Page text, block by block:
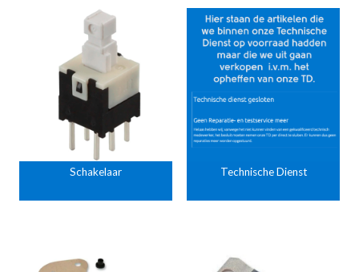
Schakelaar Technische Dienst